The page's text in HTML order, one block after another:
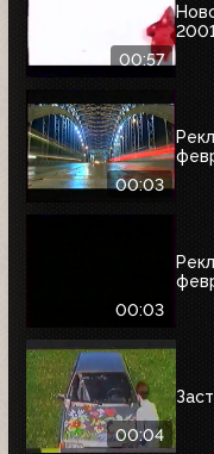
00:57
00:03
00:03
00:04